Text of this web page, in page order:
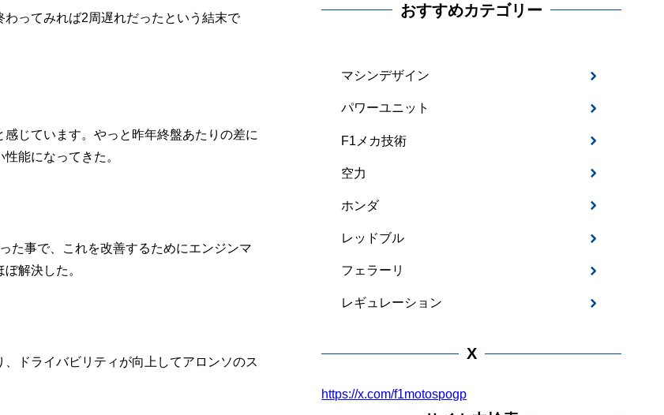
ってみれば2周遅れだったという結末で
じています。やっと昨年終盤あたりの差に
能になってきた。
た事で、これを改善するためにエンジンマ
解決した。
ドライバビリティが向上してアロンソのス
おすすめカテゴリー
マシンデザイン
パワーユニット
F1メカ技術
空力
ホンダ
レッドブル
フェラーリ
レギュレーション
X
https://x.com/f1motospogp